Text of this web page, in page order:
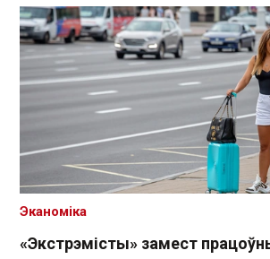
«Экстрэмісты» замест
Эканоміка